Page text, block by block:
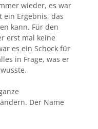
wieder, es war
ein Ergebnis, das
kann. Für den
erst mal keine
es ein Schock für
in Frage, was er
Der Name